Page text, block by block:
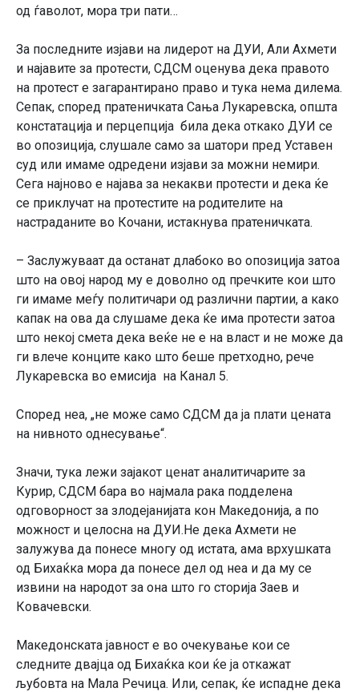
од ѓаволот, мора три пати…
За последните изјави на лидерот на ДУИ, Али Ахмети
и најавите за протести, СДСМ оценува дека правото
на протест е загарантирано право и тука нема дилема.
Сепак, според пратеничката Сања Лукаревска, општа
констатација и перцепција била дека откако ДУИ се
во опозиција, слушале само за шатори пред Уставен
суд или имаме одредени изјави за можни немири.
Сега најново е најава за некакви протести и дека ќе
се приклучат на протестите на родителите на
настраданите во Кочани, истакнува пратеничката.
– Заслужуваат да останат длабоко во опозиција затоа
што на овој народ му е доволно од пречките кои што
ги имаме меѓу политичари од различни партии, а како
капак на ова да слушаме дека ќе има протести затоа
што некој смета дека веќе не е на власт и не може да
ги влече конците како што беше претходно, рече
Лукаревска во емисија на Канал 5.
Според неа, „не може само СДСМ да ја плати цената
на нивното однесување“.
Значи, тука лежи зајакот ценат аналитичарите за
Курир, СДСМ бара во најмала рака подделена
одговорност за злодејанијата кон Македонија, а по
можност и целосна на ДУИ.Не дека Ахмети не
залужува да понесе многу од истата, ама врхушката
од Бихаќка мора да понесе дел од неа и да му се
извини на народот за она што го сторија Заев и
Ковачевски.
Македонската јавност е во очекување кои се
следните двајца од Бихаќка кои ќе ја откажат
љубовта на Мала Речица. Или, сепак, ќе испадне дека